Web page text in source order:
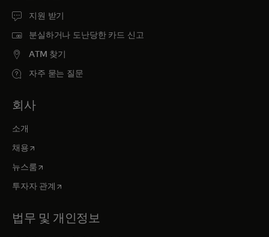
지원 받기
분실하거나 도난당한 카드 신고
ATM 찾기
자주 묻는 질문
회사
소개
채용새 탭에서 열림
뉴스룸새 탭에서 열림
투자자 관계 새 탭에서 열림
법무 및 개인정보